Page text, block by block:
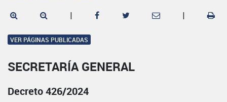
| |
VER PÁGINAS PUBLICADAS
SECRETARÍA GENERAL
Decreto 426/2024